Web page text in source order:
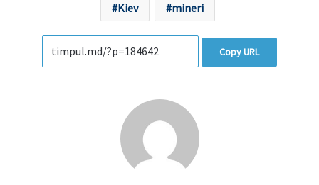
Kiev mineri
Copy URL